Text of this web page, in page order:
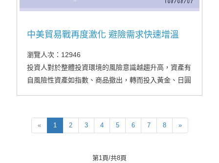
中美貿易戰再度激化 避險需求快速增溫
瀏覽人次：12946
投資人對於整體投資環境的風險意識越趨升高，資產有
自風險性資產如指數、商品撤出，轉而投入黃金、日圓
« 1 2 3 4 5 6 7 8 »
第1頁/共8頁